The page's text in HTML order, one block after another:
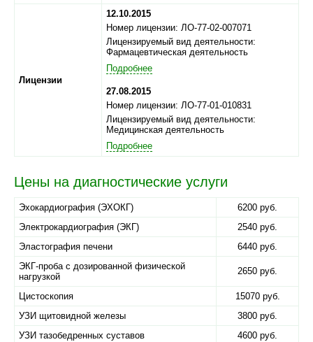
Лицензии
12.10.2015
Номер лицензии: ЛО-77-02-007071
Лицензируемый вид деятельности:
Фармацевтическая деятельность
Подробнее
27.08.2015
Номер лицензии: ЛО-77-01-010831
Лицензируемый вид деятельности:
Медицинская деятельность
Подробнее
Цены на диагностические услуги
Эхокардиография (ЭХОКГ)
6200 руб.
Электрокардиография (ЭКГ)
2540 руб.
Эластография печени
6440 руб.
ЭКГ-проба с дозированной физической
нагрузкой
2650 руб.
Цистоскопия
15070 руб.
УЗИ щитовидной железы
3800 руб.
УЗИ тазобедренных суставов
4600 руб.